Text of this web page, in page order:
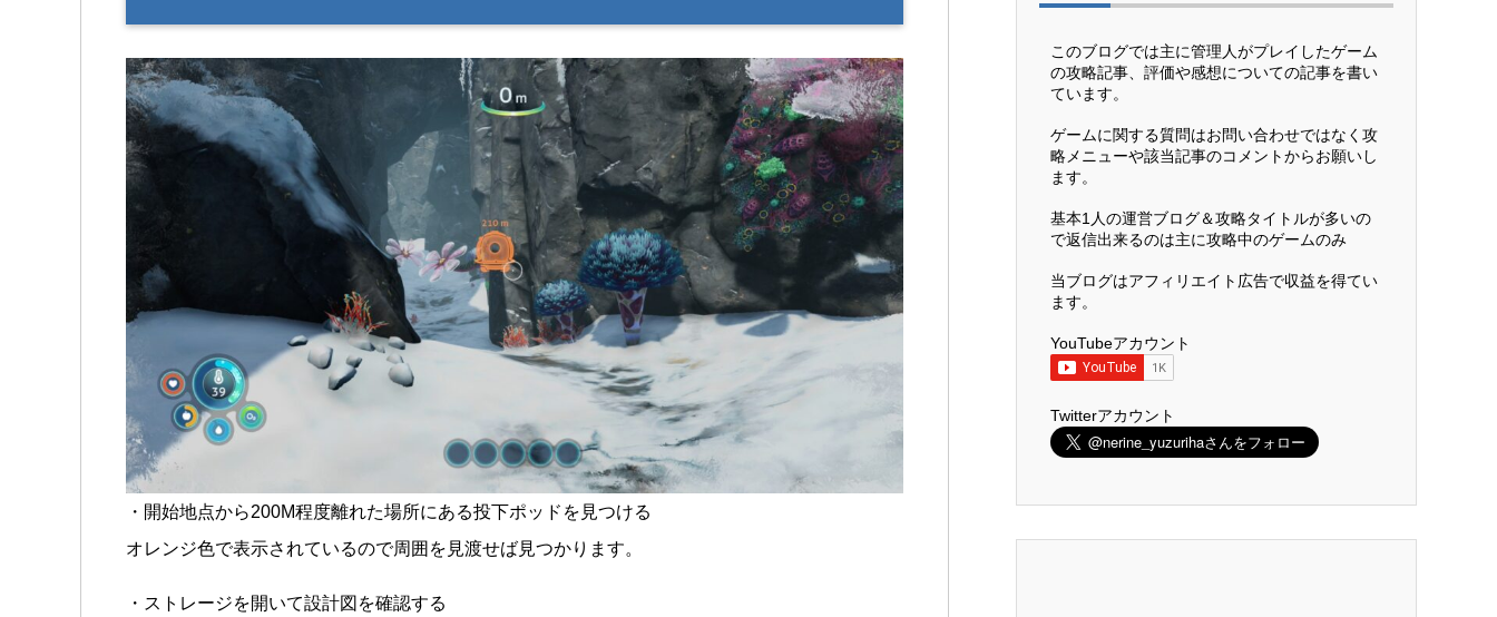
・開始地点から200M程度離れた場所にある投下ポッドを見つける
オレンジ色で表示されているので周囲を見渡せば見つかります。
・ストレージを開いて設計図を確認する
このブログでは主に管理人がプレイしたゲーム
の攻略記事、評価や感想についての記事を書い
ています。
ゲームに関する質問はお問い合わせではなく攻
略メニューや該当記事のコメントからお願いし
ます。
基本1人の運営ブログ＆攻略タイトルが多いの
で返信出来るのは主に攻略中のゲームのみ
当ブログはアフィリエイト広告で収益を得てい
ます。
YouTubeアカウント
Twitterアカウント